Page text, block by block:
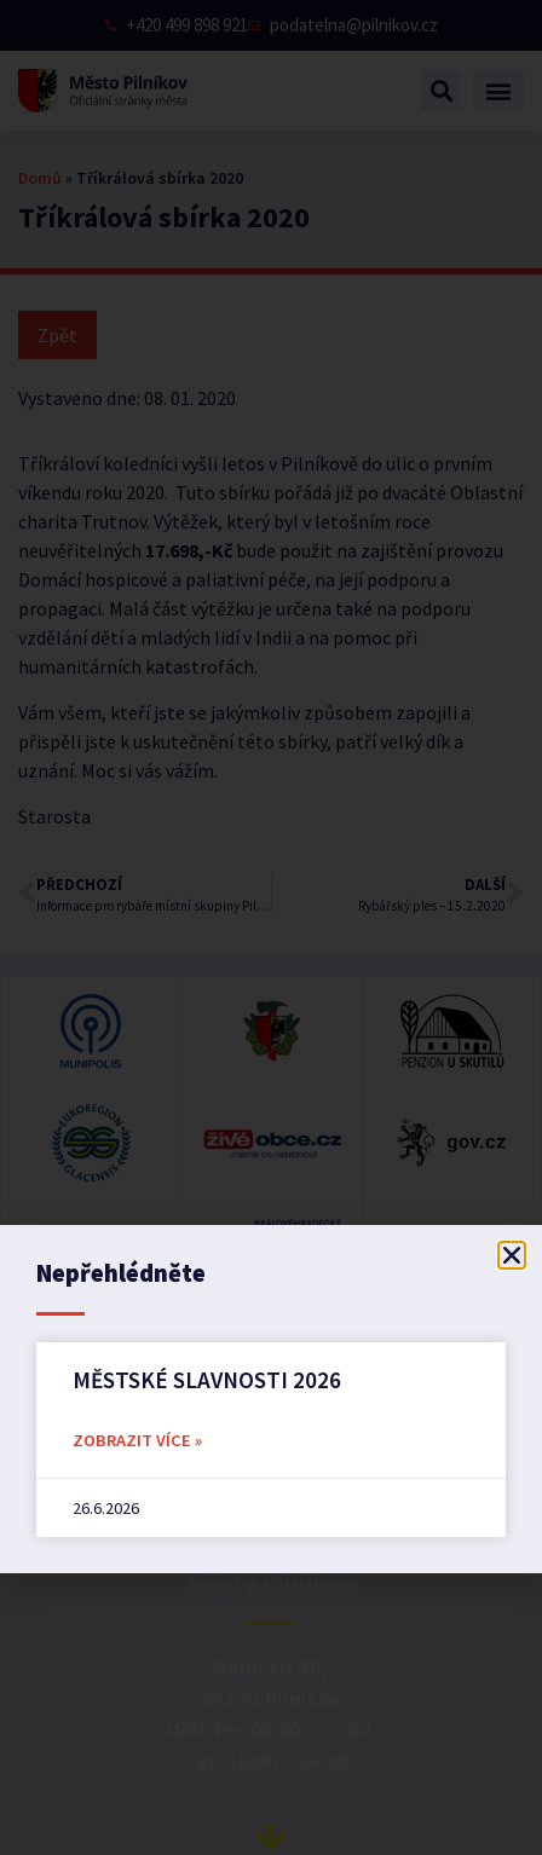
+420 499 898 921 podatelna@pilnikov.cz
Tříkrálová sbírka 2020
Domů » Tříkrálová sbírka 2020
Vystaveno dne: 08. 01. 2020
Tříkráloví koledníci vyšli letos v Pilníkově do ulic o prvním
víkendu roku 2020. Tuto sbírku pořádá již po dvacáté Oblastní
charita Trutnov. Výtěžek, který byl v letošním roce
neuvěřitelných 17.698,-Kč bude použit na zajištění provozu
Domácí hospicové a paliativní péče, na její podporu a
propagaci. Malá část výtěžku je určena také na podporu
vzdělání dětí a mladých lidí v Indii a na pomoc při
humanitárních katastrofách.
Vám všem, kteří jste se jakýmkoliv způsobem zapojili a
přispěli jste k uskutečnění této sbírky, patří velký dík a
uznání. Moc si vás vážím.
Starosta
PŘEDCHOZÍ
Informace pro rybáře místní skupiny Pilníkov
DALŠÍ
Rybářský ples – 15.2.2020
Město Pilníkov
Nepřehlédněte
MĚSTSKÉ SLAVNOSTI 2026
ZOBRAZIT VÍCE »
26.6.2026